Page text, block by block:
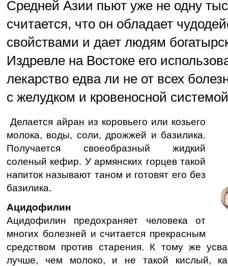
Средней Азии пьют уже не одну
считается, что он обладает
свойствами и дает людям
Издревле на Востоке его
лекарство едва ли не от всех
с желудком и кровеносной
Делается айран из коровьего или козьего
молока, воды, соли, дрожжей и базилика.
Получается своеобразный жидкий
соленый кефир. У армянских горцев такой
напиток называют таном и готовят его без
базилика.
Ацидофилин
Ацидофилин предохраняет человека от
многих болезней и считается прекрасным
средством против старения. К тому же
лучше, чем молоко, и не такой кислый,